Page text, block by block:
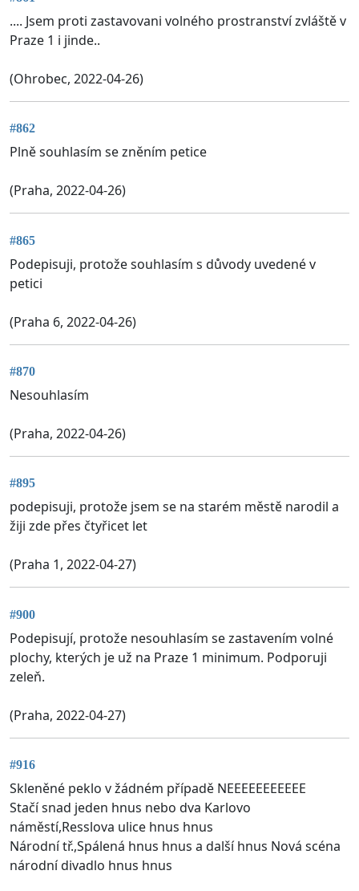
.... Jsem proti zastavovani volného prostranství zvláště v
Praze 1 i jinde..
(Ohrobec, 2022-04-26)
#862
Plně souhlasím se zněním petice
(Praha, 2022-04-26)
#865
Podepisuji, protože souhlasím s důvody uvedené v
petici
(Praha 6, 2022-04-26)
#870
Nesouhlasím
(Praha, 2022-04-26)
#895
podepisuji, protože jsem se na starém městě narodil a
žiji zde přes čtyřicet let
(Praha 1, 2022-04-27)
#900
Podepisují, protože nesouhlasím se zastavením volné
plochy, kterých je už na Praze 1 minimum. Podporuji
zeleň.
(Praha, 2022-04-27)
#916
Skleněné peklo v žádném případě NEEEEEEEEEEE
Stačí snad jeden hnus nebo dva Karlovo
náměstí,Resslova ulice hnus hnus
Národní tř.,Spálená hnus hnus a další hnus Nová scéna
národní divadlo hnus hnus